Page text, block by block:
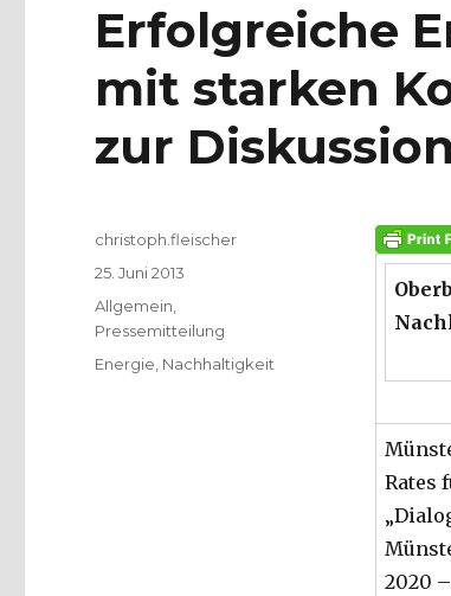
Erfolgreiche
mit starken
zur
Rates
2020
Autor
christoph.fleischer
Veröffentlicht
am
25. Juni 2013
Kategorien
Allgemein
Pressemitteilung
Schlagwörter
Energie Nachhaltigkeit